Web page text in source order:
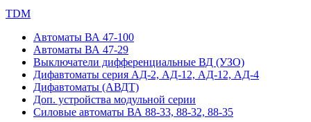
TDM
Автоматы ВА 47-100
Автоматы ВА 47-29
Выключатели дифференциальные ВД (УЗО)
Дифавтоматы серия АД-2, АД-12, АД-12, АД-4
Дифавтоматы (АВДТ)
Доп. устройства модульной серии
Силовые автоматы ВА 88-33, 88-32, 88-35